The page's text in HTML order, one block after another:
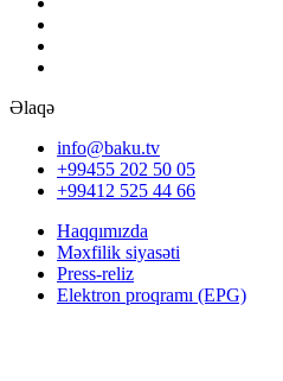
Əlaqə
info@baku.tv
+99455 202 50 05
+99412 525 44 66
Haqqımızda
Məxfilik siyasəti
Press-reliz
Elektron proqramı (EPG)